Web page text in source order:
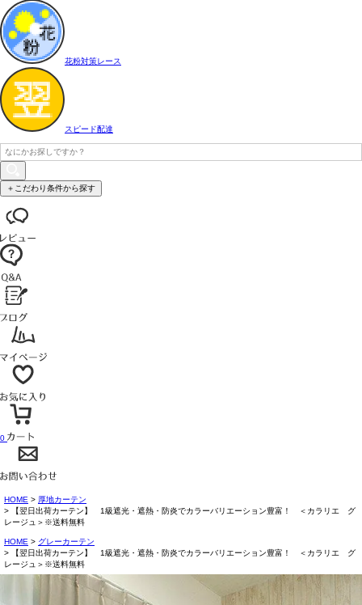
花粉対策レース
スピード配達
＋こだわり条件から探す
0
HOME
厚地カーテン
【翌日出荷カーテン】 1級遮光・遮熱・防炎でカラーバリエーション豊富！ ＜カラリエ グ
レージュ＞※送料無料
HOME
グレーカーテン
【翌日出荷カーテン】 1級遮光・遮熱・防炎でカラーバリエーション豊富！ ＜カラリエ グ
レージュ＞※送料無料